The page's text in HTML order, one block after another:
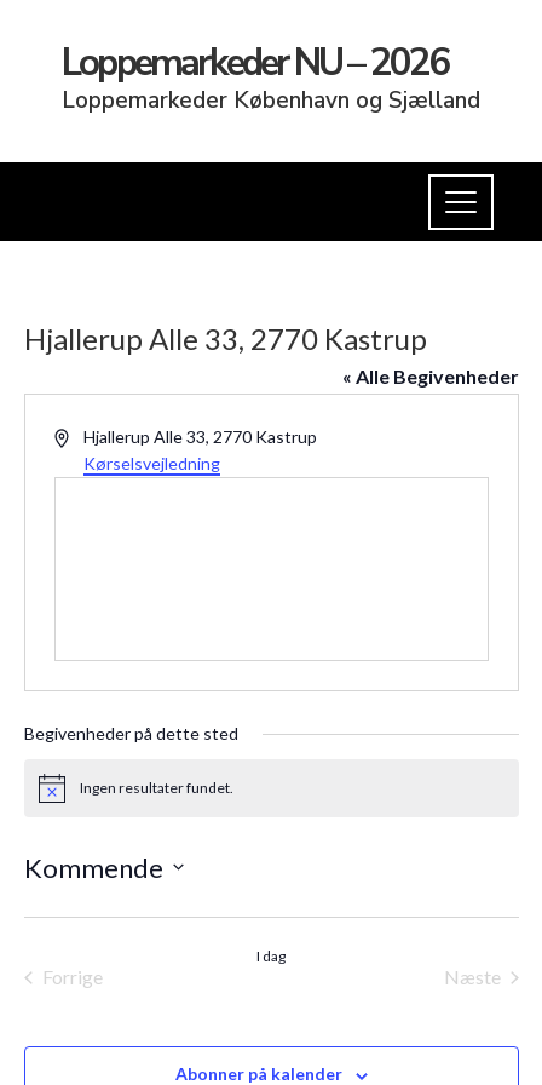
Loppemarkeder NU – 2026
Loppemarkeder København og Sjælland
Hjallerup Alle 33, 2770 Kastrup
« Alle Begivenheder
AdresseHjallerup Alle 33, 2770 Kastrup
Kørselsvejledning
Begivenheder på dette sted
NoticeIngen resultater fundet.
Kommende
Vælg
Forrige
I dag
Næste
Abonner på kalender